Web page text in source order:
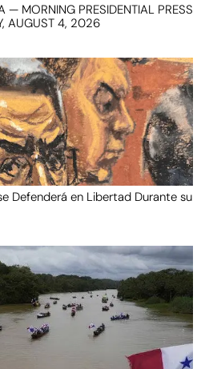
— MORNING PRESIDENTIAL PRESS
AUGUST 4, 2026
Defenderá en Libertad Durante su